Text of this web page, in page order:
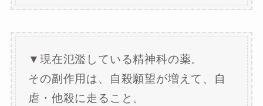
▼現在氾濫している精神科の薬。
その副作用は、自殺願望が増えて、自
虐・他殺に走ること。